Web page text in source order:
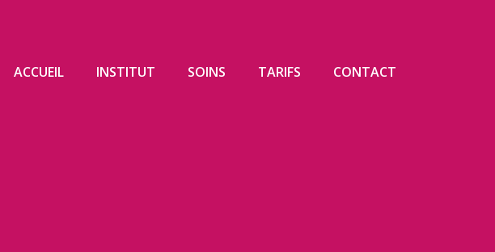
ACCUEIL INSTITUT SOINS TARIFS CONTACT